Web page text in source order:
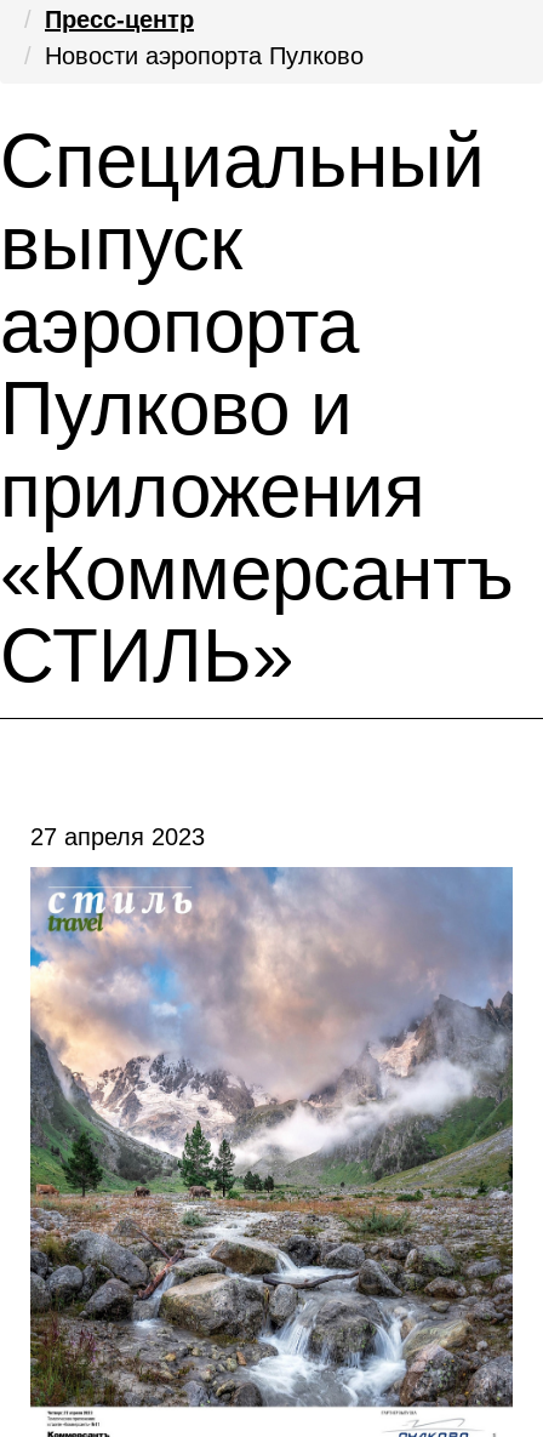
Пресс-центр
Новости аэропорта Пулково
Специальный
выпуск
аэропорта
Пулково и
приложения
«Коммерсантъ
СТИЛЬ»
27 апреля 2023